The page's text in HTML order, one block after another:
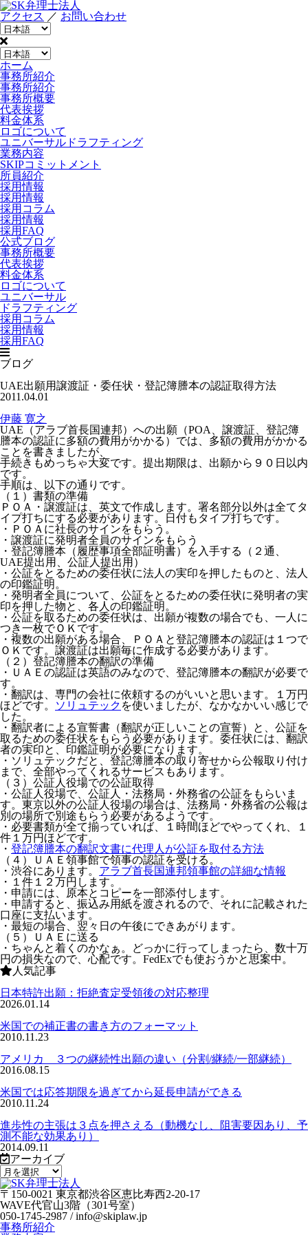
アクセス ／ お問い合わせ
ホーム
事務所紹介
事務所紹介
事務所概要
代表挨拶
料金体系
ロゴについて
ユニバーサルドラフティング
業務内容
SKIPコミットメント
所員紹介
採用情報
採用情報
採用コラム
採用情報
採用FAQ
公式ブログ
事務所概要
代表挨拶
料金体系
ロゴについて
ユニバーサル
ドラフティング
採用コラム
採用情報
採用FAQ
ブログ
UAE出願用譲渡証・委任状・登記簿謄本の認証取得方法
2011.04.01
伊藤 寛之
UAE（アラブ首長国連邦）への出願（POA、譲渡証、登記簿
謄本の認証に多額の費用がかかる）では、多額の費用がかかる
ことを書きましたが、
手続きもめっちゃ大変です。提出期限は、出願から９０日以内
です。
手順は、以下の通りです。
（１）書類の準備
ＰＯＡ・譲渡証は、英文で作成します。署名部分以外は全てタ
イプ打ちにする必要があります。日付もタイプ打ちです。
・ＰＯＡに社長のサインをもらう。
・譲渡証に発明者全員のサインをもらう
・登記簿謄本（履歴事項全部証明書）を入手する（２通、
UAE提出用、公証人提出用）
・公証をとるための委任状に法人の実印を押したものと、法人
の印鑑証明。
・発明者全員について、公証をとるための委任状に発明者の実
印を押した物と、各人の印鑑証明。
・公証を取るための委任状は、出願が複数の場合でも、一人に
つき一枚でＯＫです。
・複数の出願がある場合、ＰＯＡと登記簿謄本の認証は１つで
ＯＫです。譲渡証は出願毎に作成する必要があります。
（２）登記簿謄本の翻訳の準備
・ＵＡＥの認証は英語のみなので、登記簿謄本の翻訳が必要で
す。
・翻訳は、専門の会社に依頼するのがいいと思います。１万円
ほどです。
ソリュテック を使いましたが、なかなかいい感じで
した。
・翻訳者による宣誓書（翻訳が正しいことの宣誓）と、公証を
取るための委任状をもらう必要があります。委任状には、翻訳
者の実印と、印鑑証明が必要になります。
・ソリュテックだと、登記簿謄本の取り寄せから公報取り付け
まで、全部やってくれるサービスもあります。
（３）公証人役場での公証取得
・公証人役場で、公証人・法務局・外務省の公証をもらいま
す。東京以外の公証人役場の場合は、法務局・外務省の公報は
別の場所で別途もらう必要があるようです。
・必要書類が全て揃っていれば、１時間ほどでやってくれ、１
件１万円ほどです。
・ 登記簿謄本の翻訳文書に代理人が公証を取付る方法
（４）ＵＡＥ領事館で領事の認証を受ける。
・渋谷にあります。 アラブ首長国連邦領事館の詳細な情報
・１件１２万円します。
・申請には、原本とコピーを一部添付します。
・申請すると、振込み用紙を渡されるので、それに記載された
口座に支払います。
・最短の場合、翌々日の午後にできあがります。
（５）ＵＡＥに送る
・ちゃんと着くのかなぁ。どっかに行ってしまったら、数十万
円の損失なので、心配です。FedExでも使おうかと思案中。
人気記事
日本特許出願：拒絶査定受領後の対応整理
2026.01.14
米国での補正書の書き方のフォーマット
2010.11.23
アメリカ ３つの継続性出願の違い（分割/継続/一部継続）
2016.08.15
米国では応答期限を過ぎてから延長申請ができる
2010.11.24
進歩性の主張は３点を押さえる（動機なし、阻害要因あり、予
測不能な効果あり）
2014.09.11
アーカイブ
〒150-0021 東京都渋谷区恵比寿西2-20-17
WAVE代官山3階（301号室）
050-1745-2987 / info@skiplaw.jp
事務所紹介